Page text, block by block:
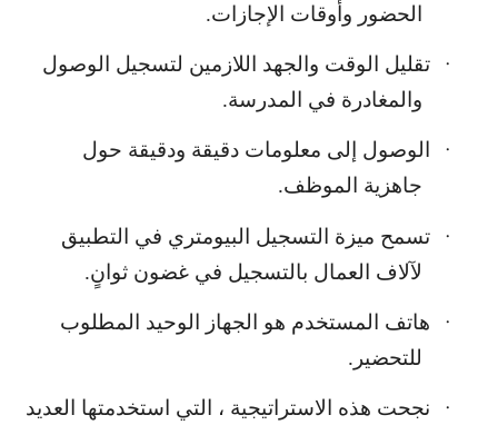
الحضور وأوقات الإجازات.
·
تقليل الوقت والجهد اللازمين لتسجيل الوصول
والمغادرة في المدرسة.
·
الوصول إلى معلومات دقيقة ودقيقة حول
جاهزية الموظف.
·
تسمح ميزة التسجيل البيومتري في التطبيق
لآلاف العمال بالتسجيل في غضون ثوانٍ.
·
هاتف المستخدم هو الجهاز الوحيد المطلوب
للتحضير.
·
نجحت هذه الاستراتيجية ، التي استخدمتها العديد